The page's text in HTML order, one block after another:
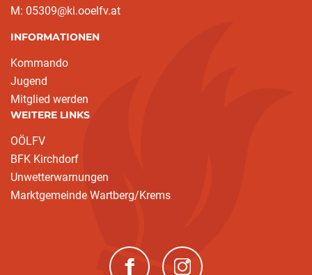
M: 05309@ki.ooelfv.at
INFORMATIONEN
Kommando
Jugend
Mitglied werden
WEITERE LINKS
OÖLFV
BFK Kirchdorf
Unwetterwarnungen
Marktgemeinde Wartberg/Krems